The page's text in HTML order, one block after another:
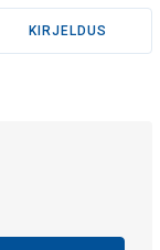
KIRJELDUS